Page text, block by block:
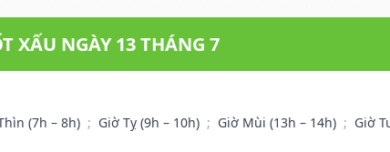
XẤU NGÀY 13 THÁNG 7
(7h – 8h) ; Giờ Tỵ (9h – 10h) ; Giờ Mùi (13h – 14h) ; Giờ